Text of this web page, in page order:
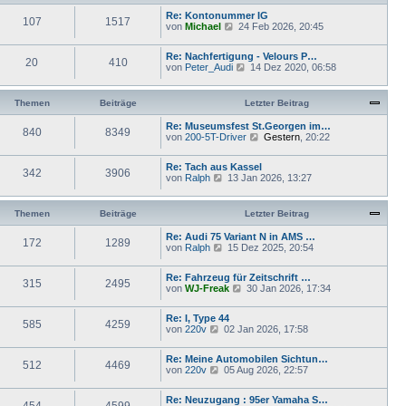
r
a
g
e
i
r
a
g
e
r
B
e
i
t
r
g
107 1517
Re: Kontonummer IG
von Michael
N
u
e
s
e
B
e
i
r
a
g
24 Feb 2026, 20:45
20 410
Re: Nachfertigung - Velours P…
von Peter_Audi
N
u
e
s
e
B
e
i
r
g
14 Dez 2020, 06:58
Themen Beiträge Letzter Beitrag
840 8349
Re: Museumsfest St.Georgen im…
von 200-5T-Driver
N
u
e
s
e
r
B
e
r
a
g
Gestern, 20:22
342 3906
Re: Tach aus Kassel
von Ralph
N
u
t
e
B
e
i
r
a
g
13 Jan 2026, 13:27
Themen Beiträge Letzter Beitrag
172 1289
Re: Audi 75 Variant N in AMS …
von Ralph
N
u
e
s
r
B
i
t
r
a
g
15 Dez 2025, 20:54
315 2495
Re: Fahrzeug für Zeitschrift …
von WJ-Freak
N
u
s
r
B
i
30 Jan 2026, 17:34
585 4259
Re: I, Type 44
von 220v
N
u
e
s
r
02 Jan 2026, 17:58
512 4469
Re: Meine Automobilen Sichtun…
von 220v
N
u
e
05 Aug 2026, 22:57
Re: Neuzugang : 95er Yamaha S…